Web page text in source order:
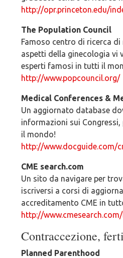
http://opr.princeton.edu/
The Population Council
Famoso centro di ricerca di
aspetti della ginecologia vi
esperti famosi in tutti il
http://www.popcouncil.org/
Medical Conferences &
Un aggiornato database
informazioni sui
il mondo!
http://www.docguide.com/
CME search.com
Un sito da navigare per
iscriversi a corsi di
accreditamento CME in
http://
Contraccezione,
Planned Parenthood